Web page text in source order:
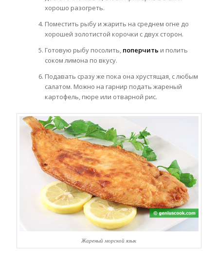
хорошо разогреть.
Поместить рыбу и жарить на среднем огне до
хорошей золотистой корочки с двух сторон.
Готовую рыбу посолить, поперчить и полить
соком лимона по вкусу.
Подавать сразу же пока она хрустящая, с любым
салатом. Можно на гарнир подать жареный
картофель, пюре или отварной рис.
Жареный морской язык